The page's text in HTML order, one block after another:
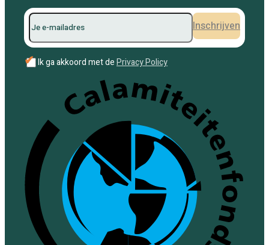
Inschrijven
✔ Ik ga akkoord met dePrivacy Policy